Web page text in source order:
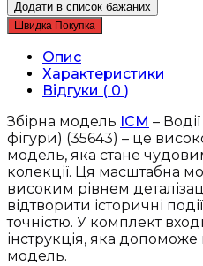
-
Водії
РСЧА
(1943-
1945)
(35643)
кількість
Додати в список бажаних
Швидка Покупка
Опис
Характеристики
Відгуки ( 0 )
Збірна модель ICM –
фігури) (35643) – це
модель, яка стане
колекції. Ця масштабна
високим рівнем
відтворити історичні
точністю. У комплект
інструкція, яка допоможе
модель.